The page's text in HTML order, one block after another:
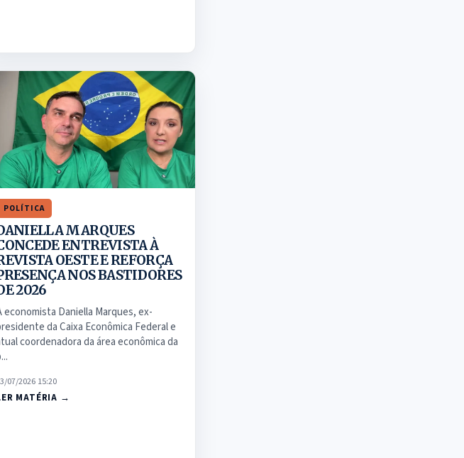
POLÍTICA
MARQUES
ENTREVISTA À
OESTE E REFORÇA
NOS BASTIDORES
2026
economista Daniella Marques, ex-
da Caixa Econômica Federal e
coordenadora da área econômica da
07/2026 15:20
MATÉRIA →